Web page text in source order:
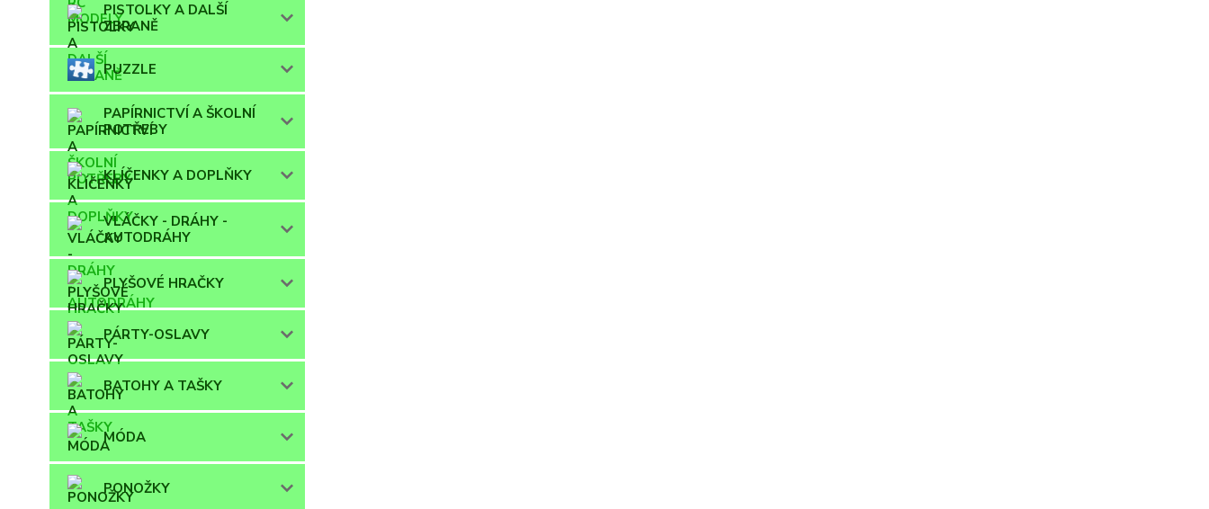
PISTOLKY A DALŠÍ
ZBRANĚ
PUZZLE
PAPÍRNICTVÍ A ŠKOLNÍ
POTŘEBY
KLÍČENKY A DOPLŇKY
VLÁČKY - DRÁHY -
AUTODRÁHY
PLYŠOVÉ HRAČKY
PÁRTY-OSLAVY
BATOHY A TAŠKY
MÓDA
PONOŽKY